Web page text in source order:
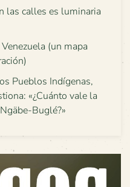
las calles es luminaria
(un mapa
Pueblos Indígenas,
«¿Cuánto vale la
Buglé?»